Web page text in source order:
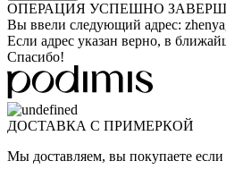
ОПЕРАЦИЯ УСПЕШНО
Вы ввели следующий адрес:
Если адрес указан верно, в
Спасибо!
ДОСТАВКА С ПРИМЕРКОЙ
Мы доставляем, вы покупаете если